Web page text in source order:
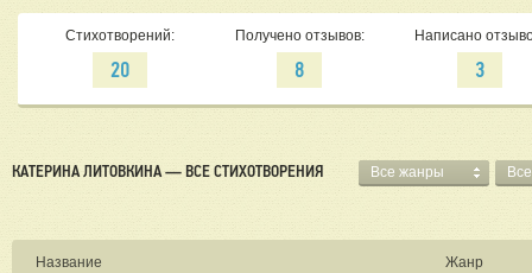
Стихотворений:
20
Получено отзывов:
8
Написано
3
КАТЕРИНА ЛИТОВКИНА — ВСЕ СТИХОТВОРЕНИЯ Все жанры
Название Жанр